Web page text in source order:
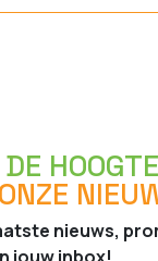
HOOGTE
nieuws,